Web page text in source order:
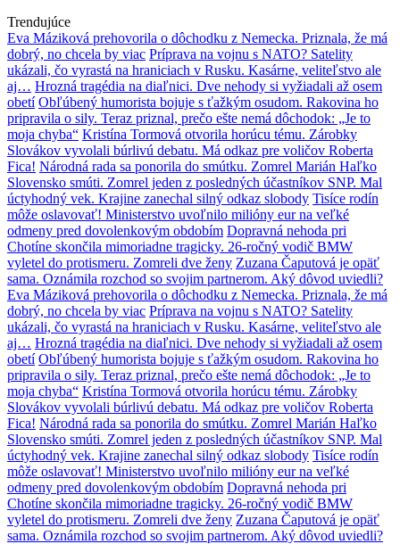
Trendujúce
Eva Máziková prehovorila o dôchodku z Nemecka. Priznala, že má
dobrý, no chcela by viac Príprava na vojnu s NATO? Satelity
ukázali, čo vyrastá na hraniciach v Rusku. Kasárne, veliteľstvo ale
aj… Hrozná tragédia na diaľnici. Dve nehody si vyžiadali až osem
obetí Obľúbený humorista bojuje s ťažkým osudom. Rakovina ho
pripravila o sily. Teraz priznal, prečo ešte nemá dôchodok: „Je to
moja chyba“ Kristína Tormová otvorila horúcu tému. Zárobky
Slovákov vyvolali búrlivú debatu. Má odkaz pre voličov Roberta
Fica! Národná rada sa ponorila do smútku. Zomrel Marián Haľko
Slovensko smúti. Zomrel jeden z posledných účastníkov SNP. Mal
úctyhodný vek. Krajine zanechal silný odkaz slobody Tisíce rodín
môže oslavovať! Ministerstvo uvoľnilo milióny eur na veľké
odmeny pred dovolenkovým obdobím Dopravná nehoda pri
Chotíne skončila mimoriadne tragicky. 26-ročný vodič BMW
vyletel do protismeru. Zomreli dve ženy Zuzana Čaputová je opäť
sama. Oznámila rozchod so svojim partnerom. Aký dôvod uviedli?
Eva Máziková prehovorila o dôchodku z Nemecka. Priznala, že má
dobrý, no chcela by viac Príprava na vojnu s NATO? Satelity
ukázali, čo vyrastá na hraniciach v Rusku. Kasárne, veliteľstvo ale
aj… Hrozná tragédia na diaľnici. Dve nehody si vyžiadali až osem
obetí Obľúbený humorista bojuje s ťažkým osudom. Rakovina ho
pripravila o sily. Teraz priznal, prečo ešte nemá dôchodok: „Je to
moja chyba“ Kristína Tormová otvorila horúcu tému. Zárobky
Slovákov vyvolali búrlivú debatu. Má odkaz pre voličov Roberta
Fica! Národná rada sa ponorila do smútku. Zomrel Marián Haľko
Slovensko smúti. Zomrel jeden z posledných účastníkov SNP. Mal
úctyhodný vek. Krajine zanechal silný odkaz slobody Tisíce rodín
môže oslavovať! Ministerstvo uvoľnilo milióny eur na veľké
odmeny pred dovolenkovým obdobím Dopravná nehoda pri
Chotíne skončila mimoriadne tragicky. 26-ročný vodič BMW
vyletel do protismeru. Zomreli dve ženy Zuzana Čaputová je opäť
sama. Oznámila rozchod so svojim partnerom. Aký dôvod uviedli?